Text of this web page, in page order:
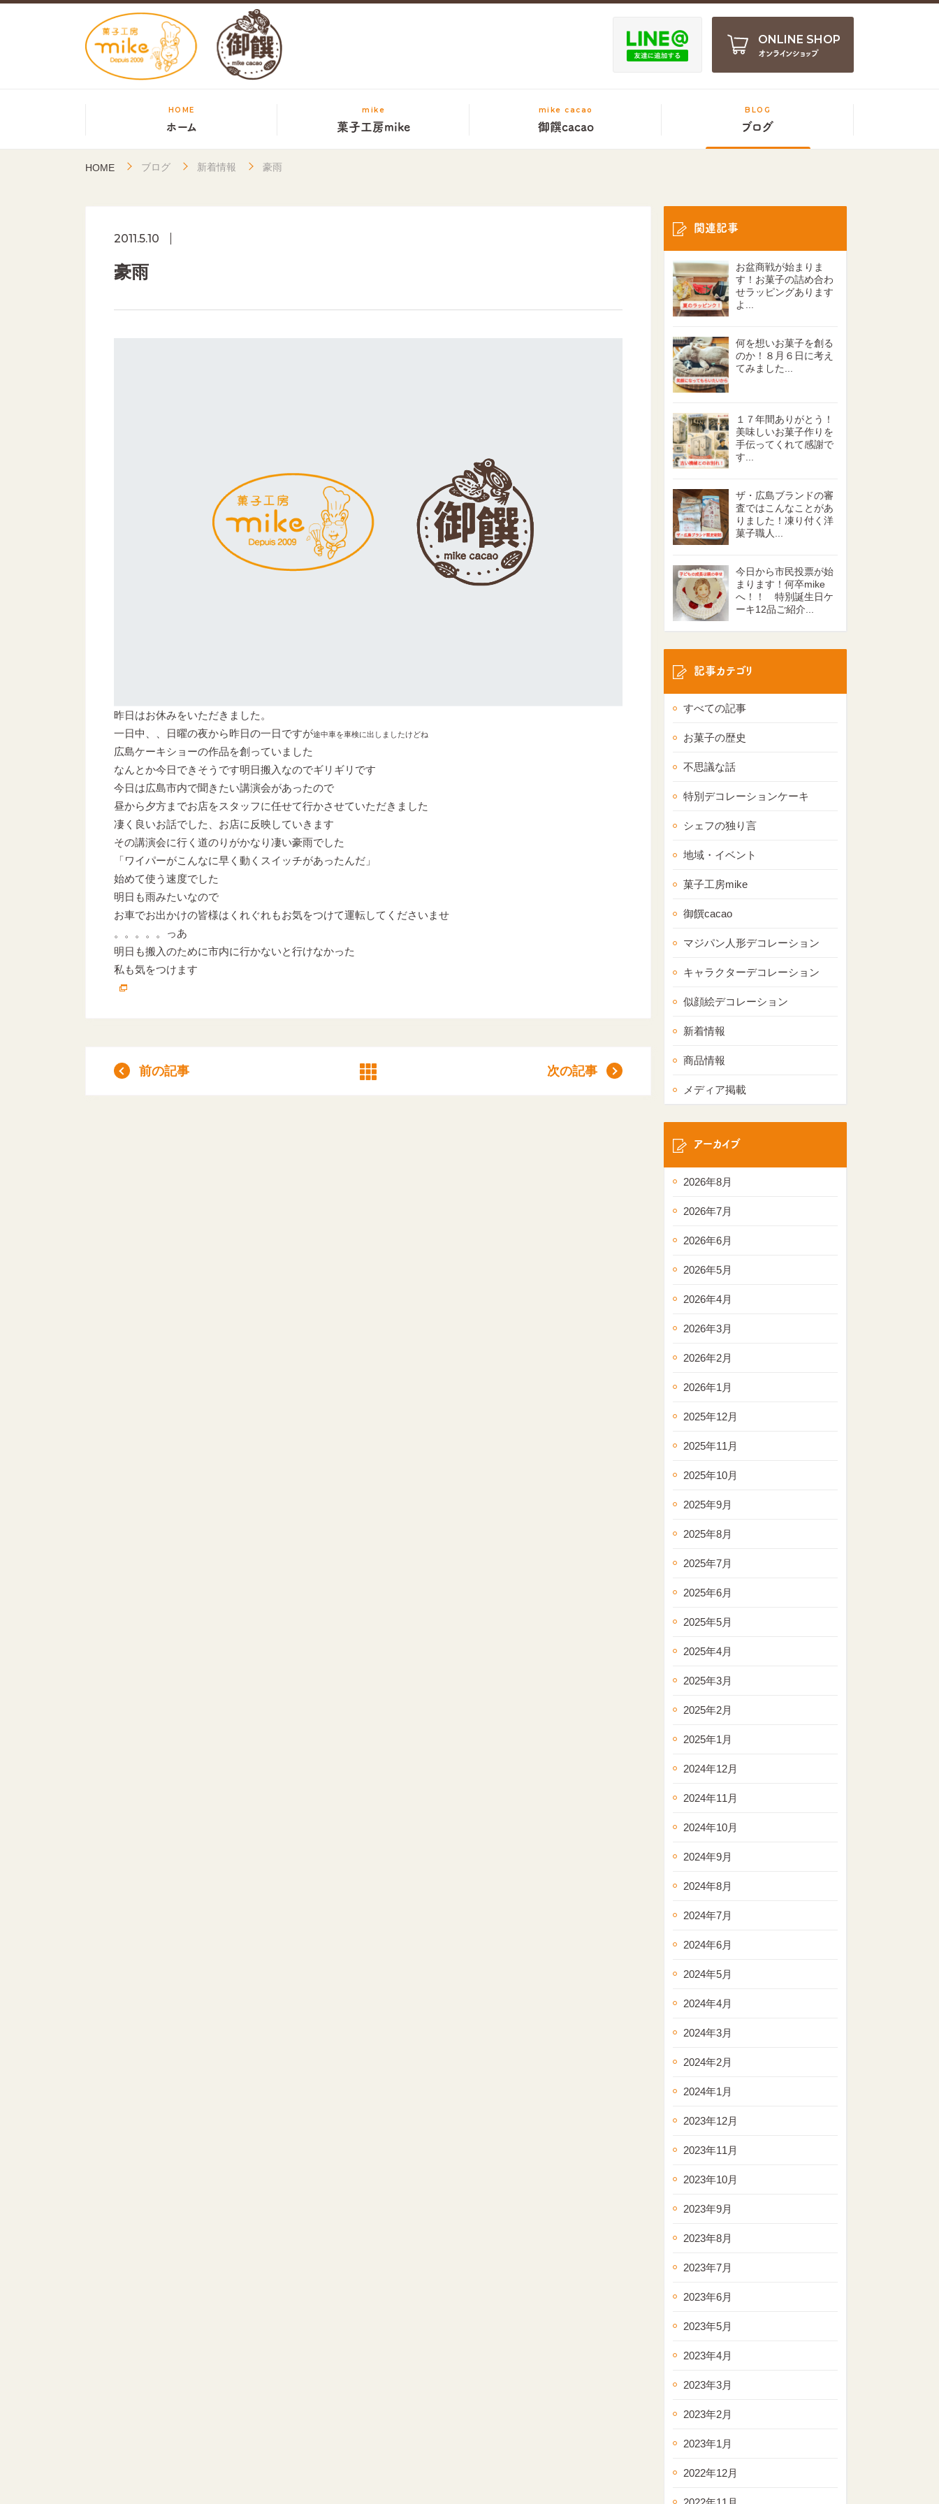
ONLINE SHOP
オンラインショップ
HOME
ホーム
mike
菓子工房mike
mike cacao
御饌cacao
BLOG
ブログ
HOME ブログ 新着情報 豪雨
2011.5.10
豪雨
昨日はお休みをいただきました。
一日中、、日曜の夜から昨日の一日ですが途中車を車検に出しましたけどね
広島ケーキショーの作品を創っていました
なんとか今日できそうです明日搬入なのでギリギリです
今日は広島市内で聞きたい講演会があったので
昼から夕方までお店をスタッフに任せて行かさせていただきました
凄く良いお話でした、お店に反映していきます
その講演会に行く道のりがかなり凄い豪雨でした
「ワイパーがこんなに早く動くスイッチがあったんだ」
始めて使う速度でした
明日も雨みたいなので
お車でお出かけの皆様はくれぐれもお気をつけて運転してくださいませ
。。。。。っあ
明日も搬入のために市内に行かないと行けなかった
私も気をつけます
前の記事 次の記事
関連記事
お盆商戦が始まりま
す！お菓子の詰め合わ
せラッピングあります
よ...
何を想いお菓子を創る
のか！８月６日に考え
てみました...
１７年間ありがとう！
美味しいお菓子作りを
手伝ってくれて感謝で
す...
ザ・広島ブランドの審
査ではこんなことがあ
りました！凍り付く洋
菓子職人...
今日から市民投票が始
まります！何卒mike
へ！！ 特別誕生日ケ
ーキ12品ご紹介...
記事カテゴリ
すべての記事
お菓子の歴史
不思議な話
特別デコレーションケーキ
シェフの独り言
地域・イベント
菓子工房mike
御饌cacao
マジパン人形デコレーション
キャラクターデコレーション
似顔絵デコレーション
新着情報
商品情報
メディア掲載
アーカイブ
2026年8月
2026年7月
2026年6月
2026年5月
2026年4月
2026年3月
2026年2月
2026年1月
2025年12月
2025年11月
2025年10月
2025年9月
2025年8月
2025年7月
2025年6月
2025年5月
2025年4月
2025年3月
2025年2月
2025年1月
2024年12月
2024年11月
2024年10月
2024年9月
2024年8月
2024年7月
2024年6月
2024年5月
2024年4月
2024年3月
2024年2月
2024年1月
2023年12月
2023年11月
2023年10月
2023年9月
2023年8月
2023年7月
2023年6月
2023年5月
2023年4月
2023年3月
2023年2月
2023年1月
2022年12月